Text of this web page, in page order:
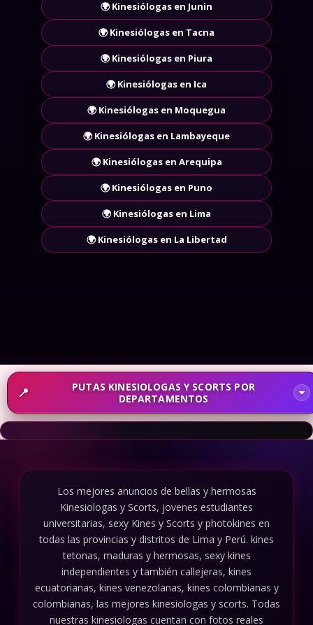
PUTAS KINESIOLOGAS Y SCORTS POR
Los mejores anuncios de bellas y hermosas
Kinesiologas y Scorts, jovenes estudiantes
universitarias, sexy Kines y Scorts y photokines en
todas las provincias y distritos de Lima y Perú. kines
tetonas, maduras y hermosas, sexy kines
independientes y también callejeras, kines
ecuatorianas, kines venezolanas, kines colombianas y
🌍 Kinesiólogas en Cajamarca
🌍 Kinesiólogas en Junin
🌍 Kinesiólogas en Tacna
🌍 Kinesiólogas en Piura
🌍 Kinesiólogas en Ica
🌍 Kinesiólogas en Moquegua
🌍 Kinesiólogas en Lambayeque
🌍 Kinesiólogas en Arequipa
🌍 Kinesiólogas en Puno
🌍 Kinesiólogas en Lima